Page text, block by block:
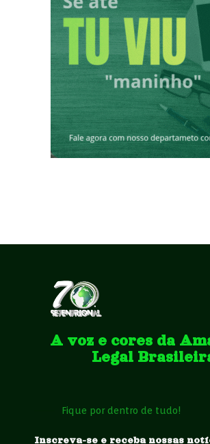
A voz e cores da
Legal
Fique por dentro de tudo!
Inscreva-se e receba nossas